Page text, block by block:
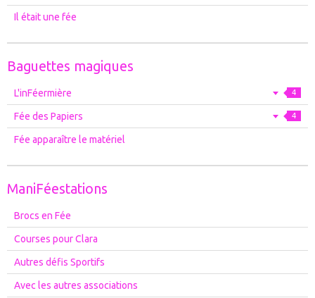
Il était une fée
Baguettes magiques
L'inFéermière 4
Fée des Papiers 4
Fée apparaître le matériel
ManiFéestations
Brocs en Fée
Courses pour Clara
Autres défis Sportifs
Avec les autres associations